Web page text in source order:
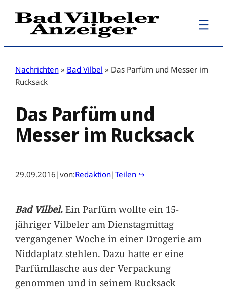
Zum
Inhalt
Nachrichten » Bad Vilbel » Das Parfüm und Messer im
Rucksack
Das Parfüm und
Messer im Rucksack
29.09.2016 |von:Redaktion|Teilen ↪
Bad Vilbel.Ein Parfüm wollte ein 15-
jähriger Vilbeler am Dienstagmittag
vergangener Woche in einer Drogerie am
Niddaplatz stehlen. Dazu hatte er eine
Parfümflasche aus der Verpackung
genommen und in seinem Rucksack